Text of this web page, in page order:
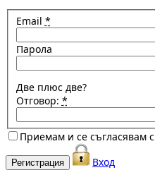
Email *
Парола
Две плюс две?
Отговор: *
Приемам и се съгласявам с
Вход